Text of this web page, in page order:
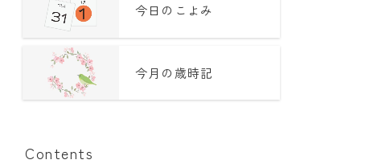
二十八宿
二十七宿
誕生シンボル
厄年
長寿のお祝い
今日のこよみ
今月の歳時記
Contents